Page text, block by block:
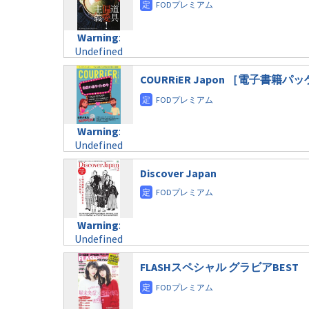
Warning:
Undefined
variable
$post_id in
/home/c4607168/public_html/osusume-
doga.com/wp-
content/themes/soledad-
child/post-
formats/format-
taxmagazine.php
on line31
Warning
Undefined
variable
$post_id in
/home/c4607168/public_html/osusume-
doga.com/wp-
content/themes/soledad-
child/post-
Warning:
Undefined
variable
$post_id in
/home/c4607168/public_html/osusume-
doga.com/wp-
content/themes/soledad-
child/post-
formats/format-
taxmagazine.php
on line31
Warning:
COURRiER Japon ［電子書籍パッ
Warning:
Undefined
variable
$post_id in
/home/c4607168/public_html/osusume-
doga.com/wp-
Discover Japan
FLASHスペシャル グラビアBEST